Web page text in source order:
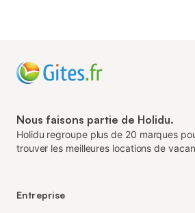
Nous faisons partie de Holidu.
Holidu regroupe plus de 20 marques
trouver les meilleures locations de
Entreprise